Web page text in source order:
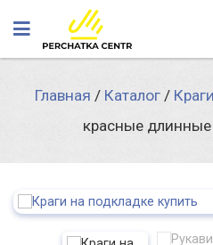
Главная / Каталог / Краги
красные длинные